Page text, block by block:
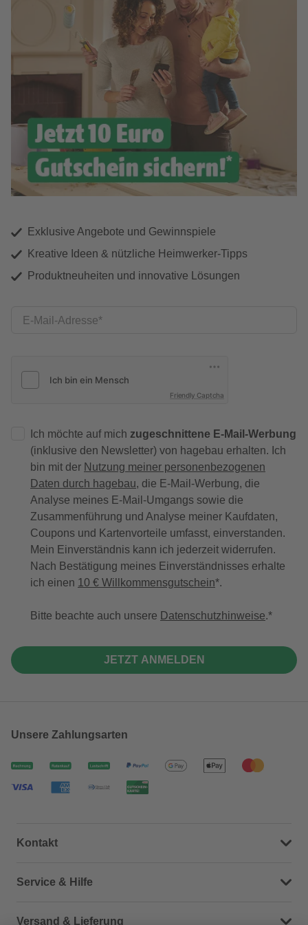
Exklusive Angebote und Gewinnspiele
Kreative Ideen & nützliche Heimwerker-Tipps
Produktneuheiten und innovative Lösungen
E-Mail-Adresse
Friendly Captcha
Ich möchte auf mich zugeschnittene E-Mail-Werbung
(inklusive den Newsletter) von hagebau erhalten. Ich
bin mit der Nutzung meiner personenbezogenen
Daten durch hagebau, die E-Mail-Werbung, die
Analyse meines E-Mail-Umgangs sowie die
Zusammenführung und Analyse meiner Kaufdaten,
Coupons und Kartenvorteile umfasst, einverstanden.
Mein Einverständnis kann ich jederzeit widerrufen.
Nach Bestätigung meines Einverständnisses erhalte
ich einen 10 € Willkommensgutschein*.
Bitte beachte auch unsere Datenschutzhinweise.
JETZT ANMELDEN
Unsere Zahlungsarten
Kontakt
Dein Kontakt zu uns
Service & Hilfe
Häufige Fragen (FAQ)
Versand & Lieferung